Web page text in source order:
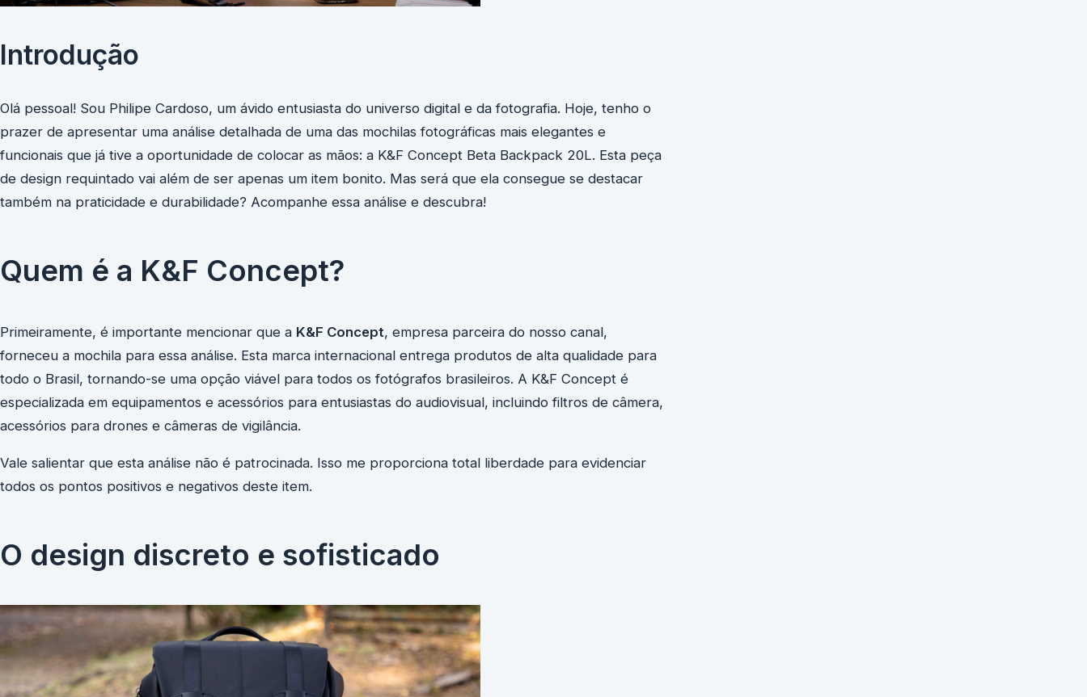
Introdução
Olá pessoal! Sou Philipe Cardoso, um ávido entusiasta do universo digital e da fotografia. Hoje, tenho o
prazer de apresentar uma análise detalhada de uma das mochilas fotográficas mais elegantes e
funcionais que já tive a oportunidade de colocar as mãos: a K&F Concept Beta Backpack 20L. Esta peça
de design requintado vai além de ser apenas um item bonito. Mas será que ela consegue se destacar
também na praticidade e durabilidade? Acompanhe essa análise e descubra!
Quem é a K&F Concept?
Primeiramente, é importante mencionar que a K&F Concept, empresa parceira do nosso canal,
forneceu a mochila para essa análise. Esta marca internacional entrega produtos de alta qualidade para
todo o Brasil, tornando-se uma opção viável para todos os fotógrafos brasileiros. A K&F Concept é
especializada em equipamentos e acessórios para entusiastas do audiovisual, incluindo filtros de câmera,
acessórios para drones e câmeras de vigilância.
Vale salientar que esta análise não é patrocinada. Isso me proporciona total liberdade para evidenciar
todos os pontos positivos e negativos deste item.
O design discreto e sofisticado